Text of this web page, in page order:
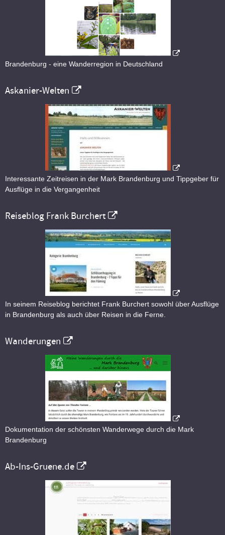
Brandenburg - eine Wanderregion in Deutschland
Askanier-Welten
Interessante Zeitreisen in der Mark Brandenburg und Tippgeber für
Ausflüge in die Vergangenheit
Reiseblog Frank Burchert
In seinem Reiseblog berichtet Frank Burchert sowohl über Ausflüge
in Brandenburg als auch über Reisen in die Ferne.
Wanderungen
Dokumentation der schönsten Wanderwege durch die Mark
Brandenburg
Ab-Ins-Gruene.de